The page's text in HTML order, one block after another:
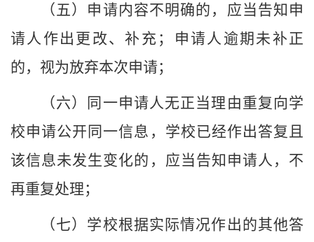
（五）申请内容不明确的，应当告知申
请人作出更改、补充；申请人逾期未补正
的，视为放弃本次申请；
（六）同一申请人无正当理由重复向学
校申请公开同一信息， 学校已经作出答复且
该信息未发生变化的，应当告知申请人，不
再重复处理；
（七） 学校根据实际情况作出的其他答